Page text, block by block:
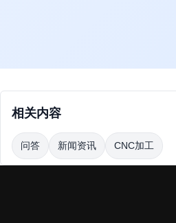
相关内容
问答 新闻资讯 CNC加工